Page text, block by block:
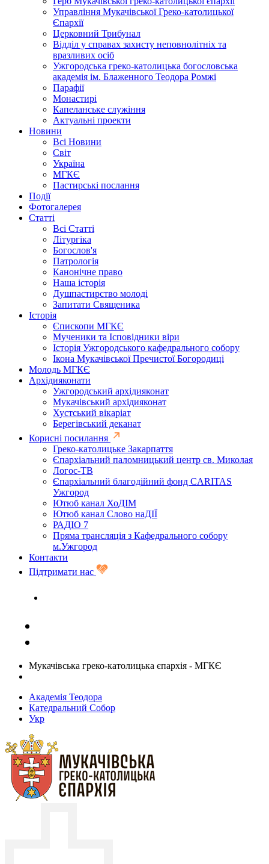
Управління Мукачівської Греко-католицької
Єпархії
Церковний Трибунал
Відділ у справах захисту неповнолітніх та
вразливих осіб
Ужгородська греко-католицька богословська
академія ім. Блаженного Теодора Ромжі
Парафії
Монастирі
Капеланське служіння
Актуальні проекти
Новини
Всі Новини
Світ
Україна
МГКЄ
Пастирські послання
Події
Фотогалерея
Статті
Всі Статті
Літургіка
Богослов'я
Патрологія
Канонічне право
Наша історія
Душпастирство молоді
Запитати Священика
Історія
Єпископи МГКЄ
Мученики та Ісповідники віри
Історія Ужгородського кафедрального собору
Ікона Мукачівської Пречистої Богородиці
Молодь МГКЄ
Архідияконати
Ужгородський архідияконат
Мукачівський архідияконат
Хустський вікаріат
Берегівський деканат
Корисні посилання
Греко-католицьке Закарпаття
Єпархіальний паломницький центр св. Миколая
Логос-ТВ
Єпархіальний благодійний фонд CARITAS
Ужгород
Ютюб канал ХоДІМ
Ютюб канал Слово наДІЇ
РАДІО 7
Пряма трансляція з Кафедрального собору
м.Ужгород
Контакти
Підтримати нас
Мукачівська греко-католицька єпархія - МГКЄ
Академія Теодора
Катедральний Собор
Укр